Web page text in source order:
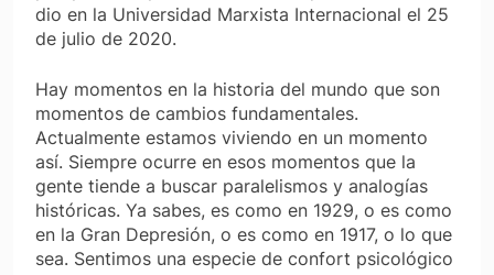
dio en la Universidad Marxista Internacional el 25
de julio de 2020.
Hay momentos en la historia del mundo que son
momentos de cambios fundamentales.
Actualmente estamos viviendo en un momento
así. Siempre ocurre en esos momentos que la
gente tiende a buscar paralelismos y analogías
históricas. Ya sabes, es como en 1929, o es como
en la Gran Depresión, o es como en 1917, o lo que
sea. Sentimos una especie de confort psicológico